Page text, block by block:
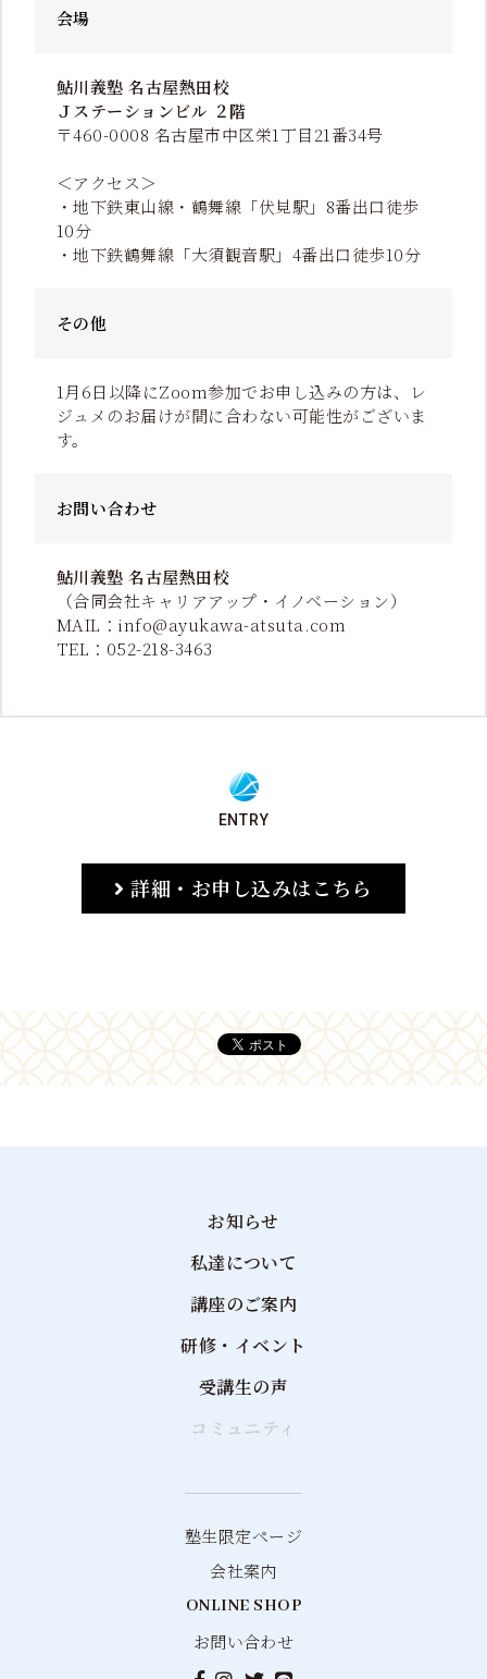
会場
鮎川義塾 名古屋熱田校
Ｊステーションビル ２階
〒460-0008 名古屋市中区栄1丁目21番34号
＜アクセス＞
・地下鉄東山線・鶴舞線「伏見駅」8番出口徒歩
10分
・地下鉄鶴舞線「大須観音駅」4番出口徒歩10分
その他
1月6日以降にZoom参加でお申し込みの方は、レ
ジュメのお届けが間に合わない可能性がございま
す。
お問い合わせ
鮎川義塾 名古屋熱田校
（合同会社キャリアアップ・イノベーション）
MAIL：info@ayukawa-atsuta.com
TEL：052-218-3463
ENTRY
詳細・お申し込みはこちら
お知らせ
私達について
講座のご案内
研修・イベント
受講生の声
コミュニティ
塾生限定ページ
会社案内
ONLINE SHOP
お問い合わせ